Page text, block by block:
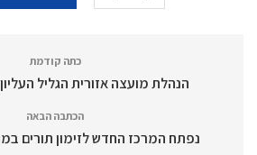
כתה קודמת
הנהלת מועצה אזורית הגליל
הכתבה הבאה
נפתח המרכז החדש לזימון תורים